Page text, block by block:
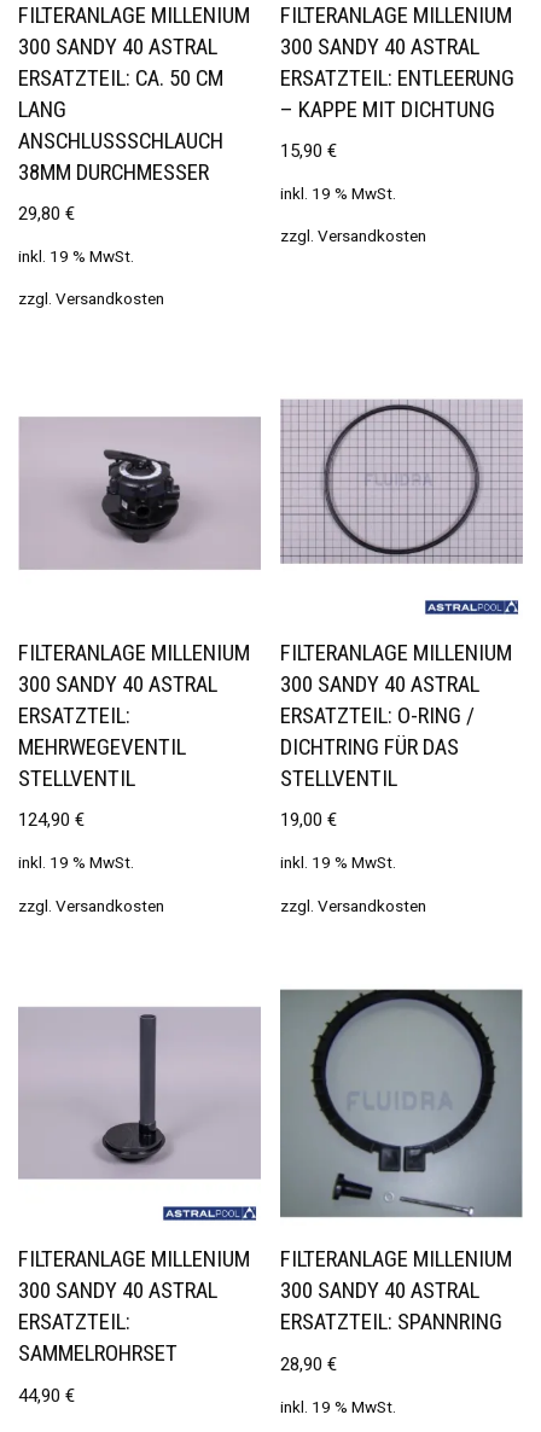
FILTERANLAGE MILLENIUM
300 SANDY 40 ASTRAL
ERSATZTEIL: CA. 50 CM
LANG
ANSCHLUSSSCHLAUCH 3
8MM DURCHMESSER
29,80 €
inkl. 19 % MwSt.
zzgl. Versandkosten
FILTERANLAGE MILLENIUM
300 SANDY 40 ASTRAL
ERSATZTEIL: ENTLEERUNG
– KAPPE MIT DICHTUNG
15,90€
inkl. 19 % MwSt.
zzgl.Versandkosten
FILTERANLAGE MILLENIUM
300 SANDY 40 ASTRAL
ERSATZTEIL:
MEHRWEGEVENTIL
STELLVENTIL
124,90 €
inkl. 19 % MwSt.
zzgl. Versandkosten
FILTERANLAGE MILLENIUM
300 SANDY 40 ASTRAL
ERSATZTEIL: O-RING /
DICHTRING FÜR DAS
STELLVENTIL
19,00€
inkl. 19 % MwSt.
zzgl.Versandkosten
FILTERANLAGE MILLENIUM
300 SANDY 40 ASTRAL
ERSATZTEIL:
SAMMELROHRSET
44,90 €
FILTERANLAGE MILLENIUM
300 SANDY 40 ASTRAL
ERSATZTEIL: SPANNRING
28,90€
inkl. 19 % MwSt.